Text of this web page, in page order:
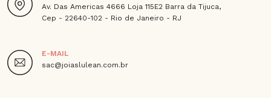
Av. Das Americas 4666 Loja 115E2 Barra da Tijuca,
Cep - 22640-102 - Rio de Janeiro - RJ
E-MAIL
sac@joiaslulean.com.br